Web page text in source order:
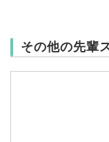
その他の先輩